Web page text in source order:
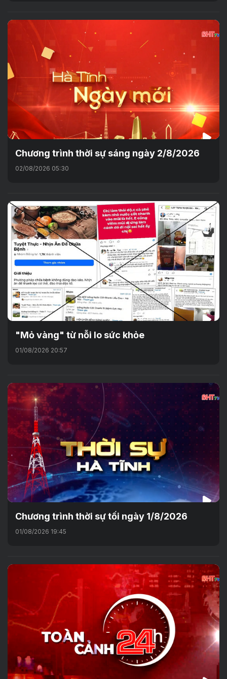
Chương trình thời sự sáng ngày 2/8/2026
02/08/2026 05:30
"Mỏ vàng" từ nỗi lo sức khỏe
01/08/2026 20:57
Chương trình thời sự tối ngày 1/8/2026
01/08/2026 19:45